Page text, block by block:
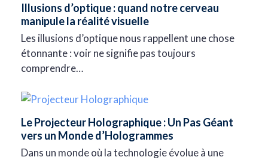
Illusions d’optique : quand notre cerveau
manipule la réalité visuelle
Les illusions d’optique nous rappellent une chose
étonnante : voir ne signifie pas toujours
comprendre…
Le Projecteur Holographique : Un Pas Géant
vers un Monde d’Hologrammes
Dans un monde où la technologie évolue à une